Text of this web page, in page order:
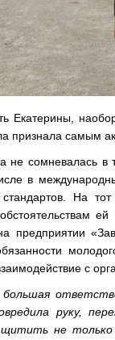
Екатерины,
признала самым
не сомневалась
в
стандартов. На
с
руку,
не